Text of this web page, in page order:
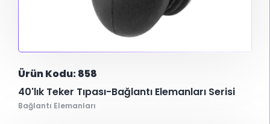
Ürün Kodu: 858
40'lık Teker Tıpası-Bağlantı Elemanları Serisi
Bağlantı Elemanları